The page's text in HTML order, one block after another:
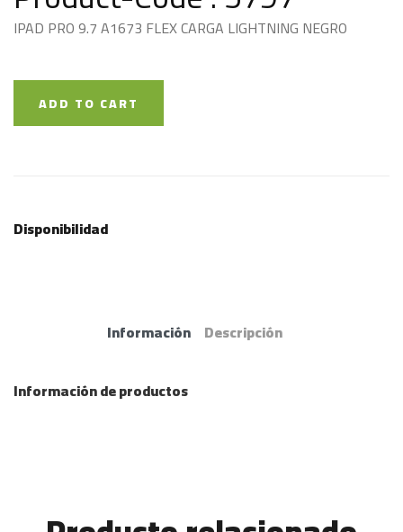
IPAD PRO 9.7 A1673 FLEX CARGA LIGHTNING NEGRO
ADD TO CART
Disponibilidad
Información Descripción
Información de productos